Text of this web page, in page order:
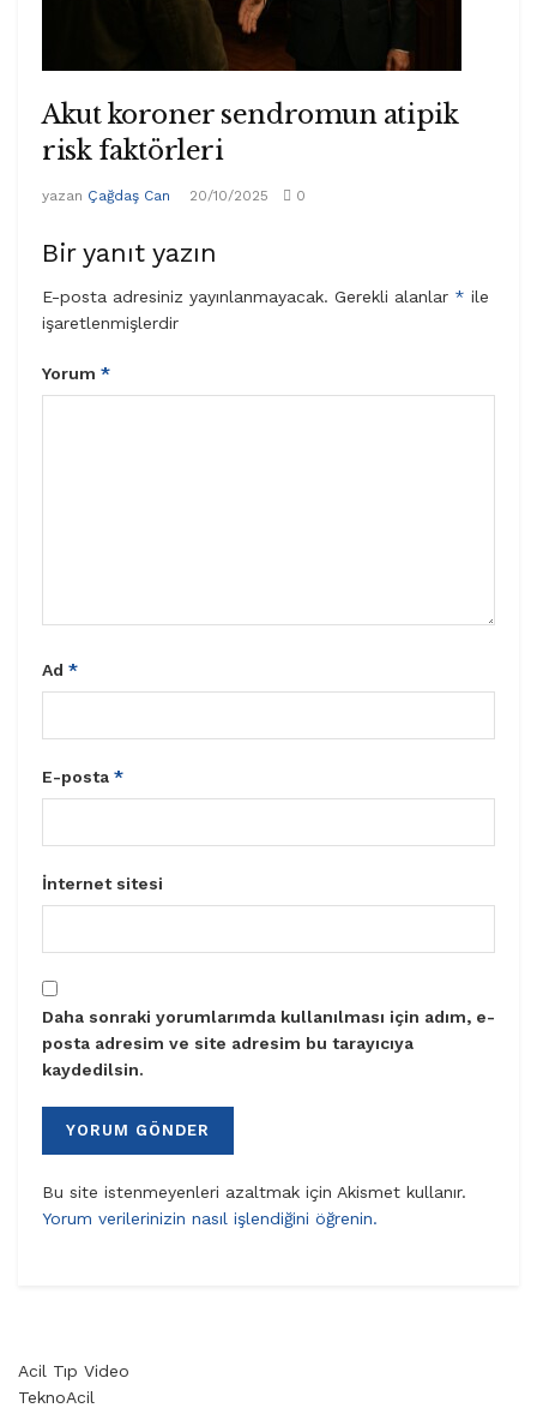
Akut koroner sendromun atipik
risk faktörleri
yazan Çağdaş Can 20/10/2025 0
Bir yanıt yazın
E-posta adresiniz yayınlanmayacak. Gerekli alanlar * ile
işaretlenmişlerdir
Yorum *
Ad *
E-posta *
İnternet sitesi
Daha sonraki yorumlarımda kullanılması için adım, e-
posta adresim ve site adresim bu tarayıcıya
kaydedilsin.
Bu site istenmeyenleri azaltmak için Akismet kullanır.
Yorum verilerinizin nasıl işlendiğini öğrenin.
Acil Tıp Video
TeknoAcil